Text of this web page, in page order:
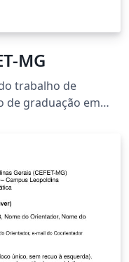
MG
trabalho de
de graduação em
de Educação
procure no
in/brunofichos/